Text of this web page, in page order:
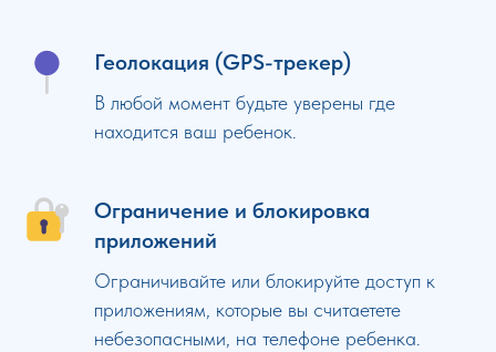
Геолокация (GPS-трекер)
В любой момент будьте уверены где
находится ваш ребенок.
Ограничение и блокировка
приложений
Ограничивайте или блокируйте доступ к
приложениям, которые вы считаетете
небезопасными, на телефоне ребенка.